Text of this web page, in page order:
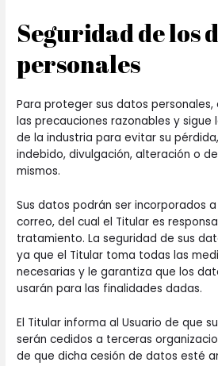
Seguridad de los
personales
Para proteger sus datos
las precauciones razonables y sigue
de la industria para evitar su
indebido, divulgación, alteración o
mismos.
Sus datos podrán ser incorporados
correo, del cual el Titular es
tratamiento. La seguridad de sus
ya que el Titular toma todas las
necesarias y le garantiza que los
usarán para las finalidades dadas.
El Titular informa al Usuario de que
serán cedidos a terceras
de que dicha cesión de datos esté